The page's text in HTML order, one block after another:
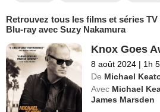
Retrouvez tous les films et séries
Blu-ray avec Suzy Nakamura
Knox Goes
8 août 2024 | 1h
De Michael
Avec Michael
James Marsden